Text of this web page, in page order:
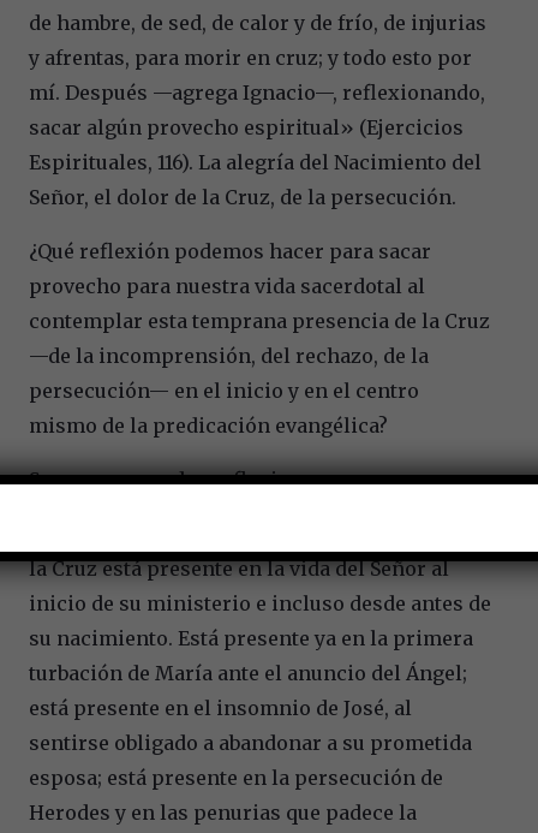
de hambre, de sed, de calor y de frío, de injurias
y afrentas, para morir en cruz; y todo esto por
mí. Después —agrega Ignacio—, reflexionando,
sacar algún provecho espiritual» (Ejercicios
Espirituales, 116). La alegría del Nacimiento del
Señor, el dolor de la Cruz, de la persecución.
¿Qué reflexión podemos hacer para sacar
provecho para nuestra vida sacerdotal al
contemplar esta temprana presencia de la Cruz
—de la incomprensión, del rechazo, de la
persecución— en el inicio y en el centro
mismo de la predicación evangélica?
Se me ocurren dos reflexiones.
la Cruz está presente en la vida del Señor al
inicio de su ministerio e incluso desde antes de
su nacimiento. Está presente ya en la primera
turbación de María ante el anuncio del Ángel;
está presente en el insomnio de José, al
sentirse obligado a abandonar a su prometida
esposa; está presente en la persecución de
Herodes y en las penurias que padece la